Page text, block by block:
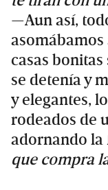
—Aun así,
asomábamos
casas
se detenía y
y elegantes,
rodeados de
adornando
que compra